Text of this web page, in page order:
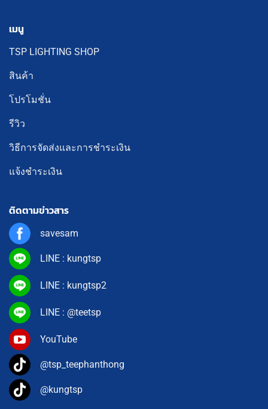
เมนู
TSP LIGHTING SHOP
สินค้า
โปรโมชั่น
รีวิว
วิธีการจัดส่งและการชำระเงิน
แจ้งชำระเงิน
ติดตามข่าวสาร
savesam
LINE : kungtsp
LINE : kungtsp2
LINE : @teetsp
YouTube
@tsp_teephanthong
@kungtsp